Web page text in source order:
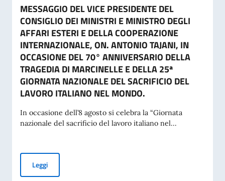
MESSAGGIO DEL VICE PRESIDENTE DEL
CONSIGLIO DEI MINISTRI E MINISTRO DEGLI
AFFARI ESTERI E DELLA COOPERAZIONE
INTERNAZIONALE, ON. ANTONIO TAJANI, IN
OCCASIONE DEL 70° ANNIVERSARIO DELLA
TRAGEDIA DI MARCINELLE E DELLA 25ª
GIORNATA NAZIONALE DEL SACRIFICIO DEL
LAVORO ITALIANO NEL MONDO.
In occasione dell’8 agosto si celebra la “Giornata
nazionale del sacrificio del lavoro italiano nel...
LeggiMESSAGGIO DEL VICE PRESIDENTE DEL CONSIGLIO DEI